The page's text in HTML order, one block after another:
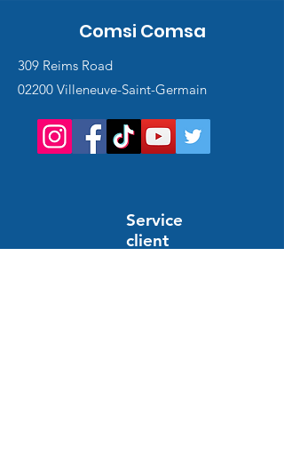
Comsi Comsa
309 Reims Road
02200 Villeneuve-Saint-Germain
Service
client